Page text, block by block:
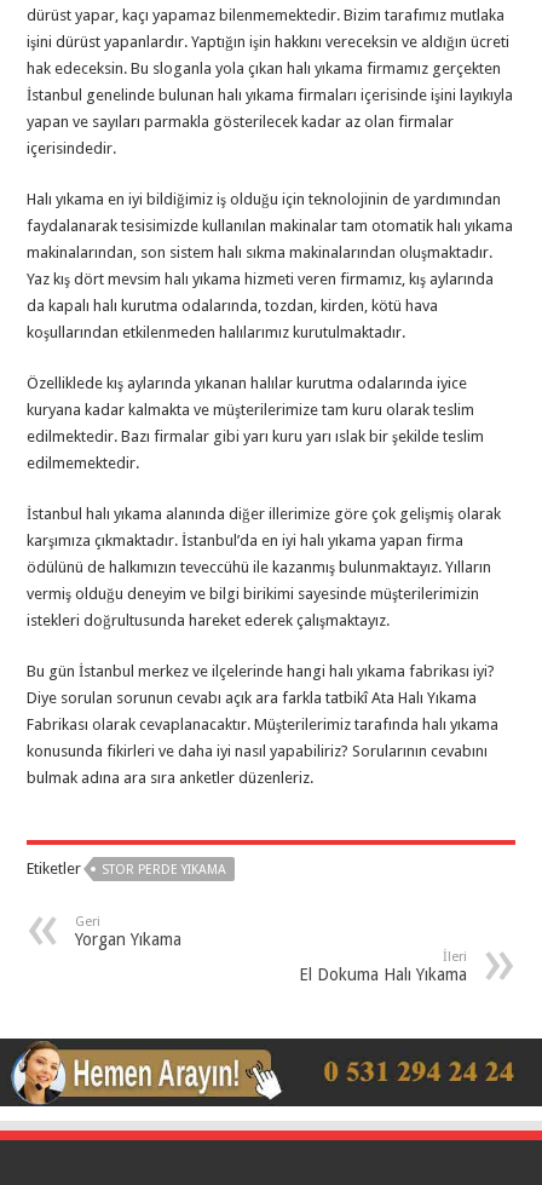
dürüst yapar, kaçı yapamaz bilenmemektedir. Bizim tarafımız mutlaka
işini dürüst yapanlardır. Yaptığın işin hakkını vereceksin ve aldığın ücreti
hak edeceksin. Bu sloganla yola çıkan halı yıkama firmamız gerçekten
İstanbul genelinde bulunan halı yıkama firmaları içerisinde işini layıkıyla
yapan ve sayıları parmakla gösterilecek kadar az olan firmalar
içerisindedir.
Halı yıkama en iyi bildiğimiz iş olduğu için teknolojinin de yardımından
faydalanarak tesisimizde kullanılan makinalar tam otomatik halı yıkama
makinalarından, son sistem halı sıkma makinalarından oluşmaktadır.
Yaz kış dört mevsim halı yıkama hizmeti veren firmamız, kış aylarında
da kapalı halı kurutma odalarında, tozdan, kirden, kötü hava
koşullarından etkilenmeden halılarımız kurutulmaktadır.
Özelliklede kış aylarında yıkanan halılar kurutma odalarında iyice
kuryana kadar kalmakta ve müşterilerimize tam kuru olarak teslim
edilmektedir. Bazı firmalar gibi yarı kuru yarı ıslak bir şekilde teslim
edilmemektedir.
İstanbul halı yıkama alanında diğer illerimize göre çok gelişmiş olarak
karşımıza çıkmaktadır. İstanbul’da en iyi halı yıkama yapan firma
ödülünü de halkımızın teveccühü ile kazanmış bulunmaktayız. Yılların
vermiş olduğu deneyim ve bilgi birikimi sayesinde müşterilerimizin
istekleri doğrultusunda hareket ederek çalışmaktayız.
Bu gün İstanbul merkez ve ilçelerinde hangi halı yıkama fabrikası iyi?
Diye sorulan sorunun cevabı açık ara farkla tatbikî Ata Halı Yıkama
Fabrikası olarak cevaplanacaktır. Müşterilerimiz tarafında halı yıkama
konusunda fikirleri ve daha iyi nasıl yapabiliriz? Sorularının cevabını
bulmak adına ara sıra anketler düzenleriz.
Etiketler STOR PERDE YIKAMA
Geri
Yorgan Yıkama
İleri
El Dokuma Halı Yıkama